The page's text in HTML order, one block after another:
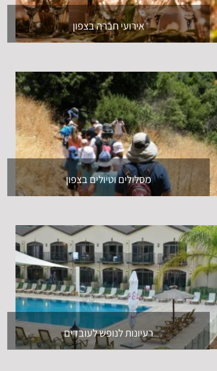
אירועי חברה בצפון
מסלולים וטיולים בצפון
רעיונות לנופש לעובדים